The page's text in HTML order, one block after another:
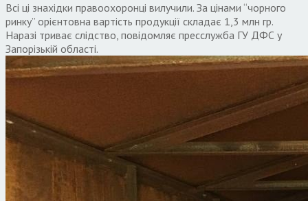
Всі ці знахідки правоохоронці вилучили. За цінами “чорного
ринку” орієнтовна вартість продукції складає 1,3 млн гр.
Наразі триває слідство, повідомляє пресслужба ГУ ДФС у
Запорізькій області.